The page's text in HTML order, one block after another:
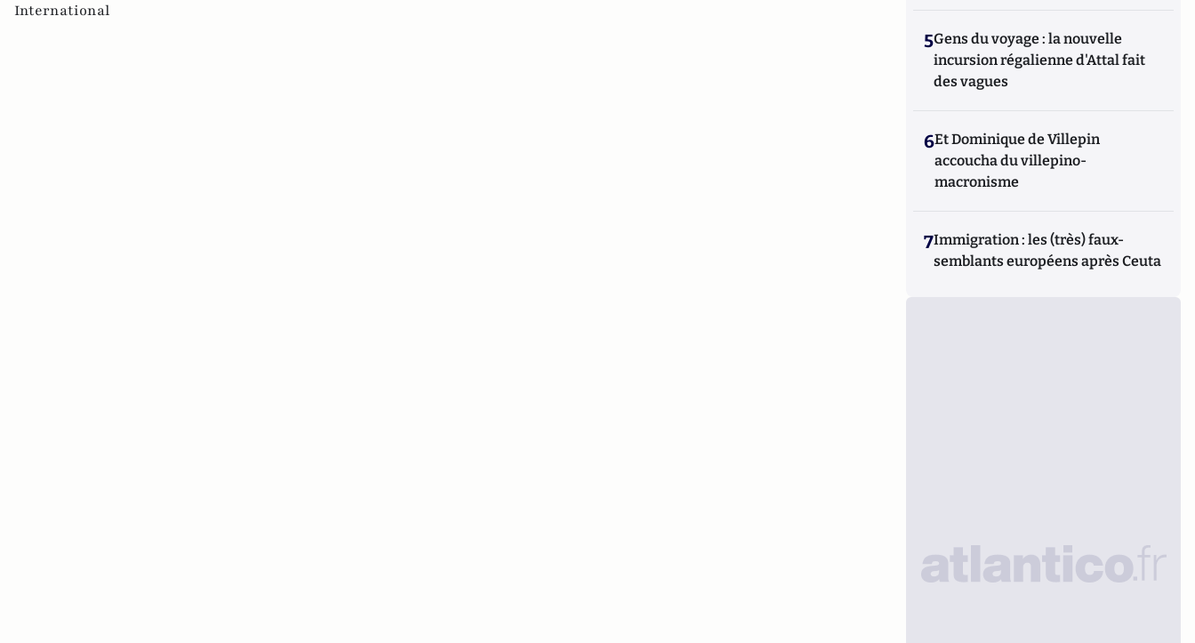
International
5Gens du voyage : la nouvelle
incursion régalienne d'Attal fait
des vagues
6Et Dominique de Villepin
accoucha du villepino-
macronisme
7Immigration : les (très) faux-
semblants européens après Ceuta